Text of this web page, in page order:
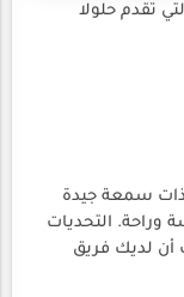
تقدم حلولا
ذات سمعة جيدة
وراحة. التحديات
أن لديك فريق